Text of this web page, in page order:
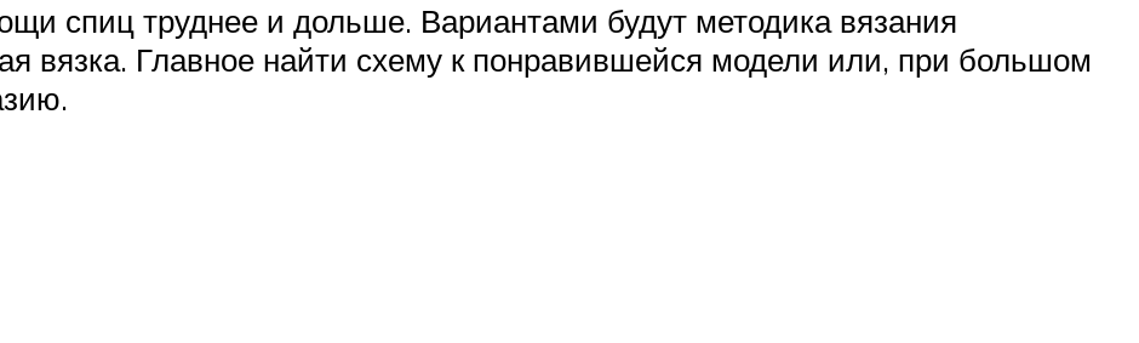
спиц труднее и дольше. Вариантами будут методика вязания
вязка. Главное найти схему к понравившейся модели или, при большом